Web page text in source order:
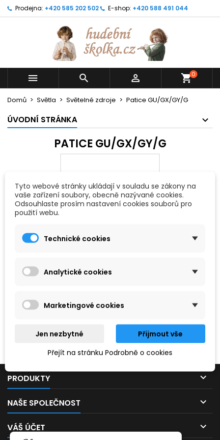
Prodejna: +420 585 202 502 E-shop: +420 588 491 044
   shopping_cart0
Domů Světla Světelné zdroje Patice GU/GX/GY/G
ÚVODNÍ STRÁNKA
PATICE GU/GX/GY/G
Prosím, zkuste zadat něco jiného.
PRODUKTY 
NAŠE SPOLEČNOST 
VÁŠ ÚČET 
Tyto webové stránky ukládají v souladu se zákony na
vaše zařízení soubory, obecně nazývané cookies.
Odsouhlaste prosím nastavení cookies souborů pro
použití webu.
Technické cookies
Analytické cookies
Marketingové cookies
Jen nezbytné
Přijmout vše
Přejít na stránku Podrobně o cookies